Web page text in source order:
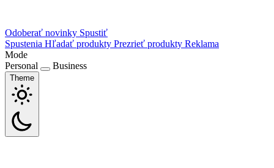
Odoberať novinky Spustiť
Spustenia Hľadať produkty Prezrieť produkty Reklama
Mode
Personal
Business
Theme